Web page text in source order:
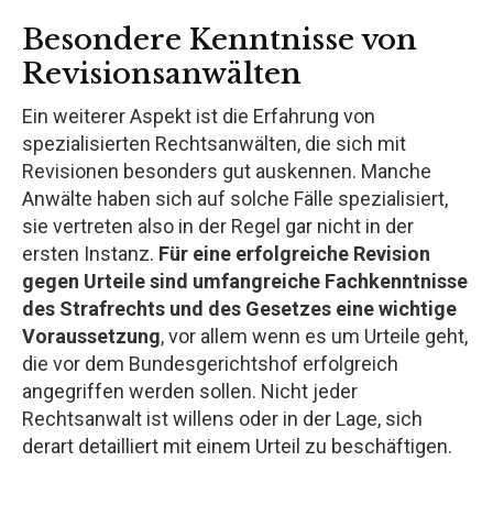
Besondere Kenntnisse von
Revisionsanwälten
Ein weiterer Aspekt ist die Erfahrung von
spezialisierten Rechtsanwälten, die sich mit
Revisionen besonders gut auskennen. Manche
Anwälte haben sich auf solche Fälle spezialisiert,
sie vertreten also in der Regel gar nicht in der
ersten Instanz. Für eine erfolgreiche Revision
gegen Urteile sind umfangreiche Fachkenntnisse
des Strafrechts und des Gesetzes eine wichtige
Voraussetzung, vor allem wenn es um Urteile geht,
die vor dem Bundesgerichtshof erfolgreich
angegriffen werden sollen. Nicht jeder
Rechtsanwalt ist willens oder in der Lage, sich
derart detailliert mit einem Urteil zu beschäftigen.